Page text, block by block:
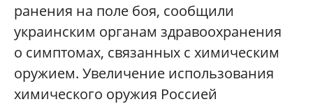
ранения на поле боя, сообщили
украинским органам здравоохранения
о симптомах, связанных с химическим
оружием. Увеличение использования
химического оружия Россией